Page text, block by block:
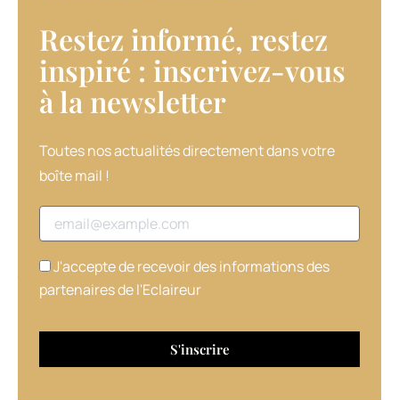
Octop’us
leurs
partenaires,
Coiffeurs
avait
prévu
d’envoyer
son
Restez informé, restez
inspiré : inscrivez-vous
à la newsletter​
Toutes nos actualités directement dans votre
boîte mail !
Adresse email
J'accepte de recevoir des informations des
partenaires de l'Eclaireur